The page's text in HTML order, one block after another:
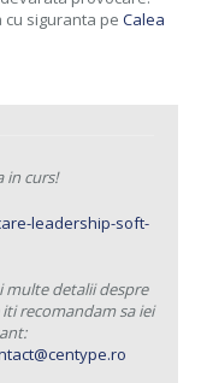
siguranta pe Calea
in curs!
multe detalii despre
recomandam sa iei